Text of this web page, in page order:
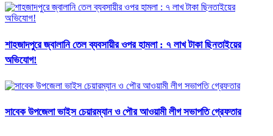
শাহজাদপুরে জ্বালানি তেল ব্যবসায়ীর ওপর হামলা : ৭ লাখ টাকা ছিনতাইয়ের
অভিযোগ!
সাবেক উপজেলা ভাইস চেয়ারম্যান ও পৌর আওয়ামী লীগ সভাপতি গ্রেফতার